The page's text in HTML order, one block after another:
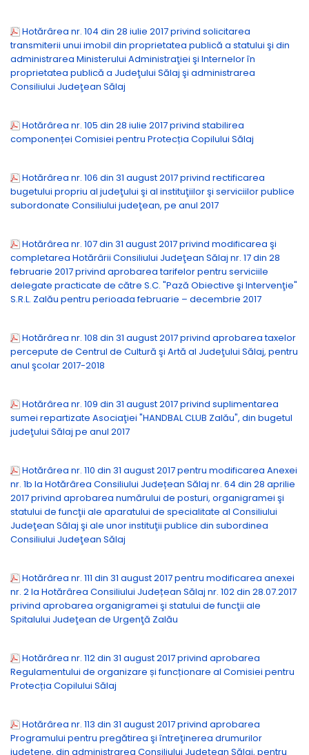
Hotărârea nr. 104 din 28 iulie 2017 privind solicitarea
transmiterii unui imobil din proprietatea publică a statului şi din
administrarea Ministerului Administraţiei şi Internelor în
proprietatea publică a Judeţului Sălaj şi administrarea
Consiliului Judeţean Sălaj
Hotărârea nr. 105 din 28 iulie 2017 privind stabilirea
componenței Comisiei pentru Protecția Copilului Sălaj
Hotărârea nr. 106 din 31 august 2017 privind rectificarea
bugetului propriu al judeţului şi al instituţiilor şi serviciilor publice
subordonate Consiliului judeţean, pe anul 2017
Hotărârea nr. 107 din 31 august 2017 privind modificarea şi
completarea Hotărârii Consiliului Judeţean Sălaj nr. 17 din 28
februarie 2017 privind aprobarea tarifelor pentru serviciile
delegate practicate de către S.C. "Pază Obiective şi Intervenţie"
S.R.L. Zalău pentru perioada februarie – decembrie 2017
Hotărârea nr. 108 din 31 august 2017 privind aprobarea taxelor
percepute de Centrul de Cultură şi Artă al Judeţului Sălaj, pentru
anul şcolar 2017-2018
Hotărârea nr. 109 din 31 august 2017 privind suplimentarea
sumei repartizate Asociaţiei "HANDBAL CLUB Zalău", din bugetul
judeţului Sălaj pe anul 2017
Hotărârea nr. 110 din 31 august 2017 pentru modificarea Anexei
nr. 1b la Hotărârea Consiliului Județean Sălaj nr. 64 din 28 aprilie
2017 privind aprobarea numărului de posturi, organigramei şi
statului de funcţii ale aparatului de specialitate al Consiliului
Judeţean Sălaj şi ale unor instituţii publice din subordinea
Consiliului Judeţean Sălaj
Hotărârea nr. 111 din 31 august 2017 pentru modificarea anexei
nr. 2 la Hotărârea Consiliului Județean Sălaj nr. 102 din 28.07.2017
privind aprobarea organigramei şi statului de funcţii ale
Spitalului Judeţean de Urgenţă Zalău
Hotărârea nr. 112 din 31 august 2017 privind aprobarea
Regulamentului de organizare și funcționare al Comisiei pentru
Protecția Copilului Sălaj
Hotărârea nr. 113 din 31 august 2017 privind aprobarea
Programului pentru pregătirea şi întreţinerea drumurilor
judeţene, din administrarea Consiliului Judeţean Sălaj, pentru